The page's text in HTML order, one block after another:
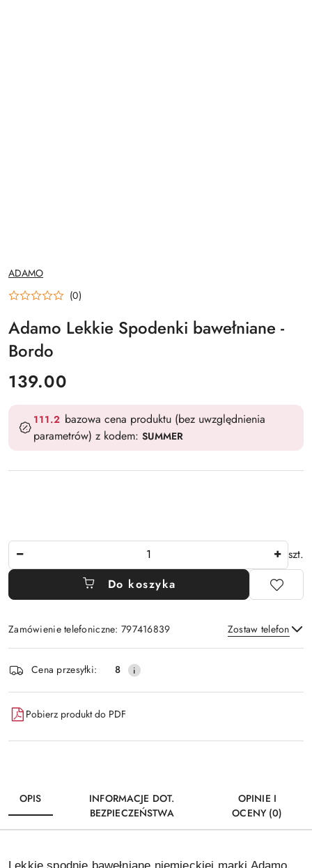
NAZWA
PRODUCENTA:
ADAMO
(0)
Adamo Lekkie Spodenki bawełniane -
Bordo
cena:
139.00
111.2 bazowa cena produktu (bez uwzględnienia
parametrów) z kodem: SUMMER
szt.
Do koszyka
Zamówienie telefoniczne: 797416839 Zostaw telefon
Wyślij
Dostępność
i
dostawa
Cena przesyłki: 8
Pobierz produkt do PDF
OPIS
INFORMACJE DOT.
BEZPIECZEŃSTWA
OPINIE I
OCENY (0)
Lekkie spodnie bawełniane niemieckiej marki Adamo.